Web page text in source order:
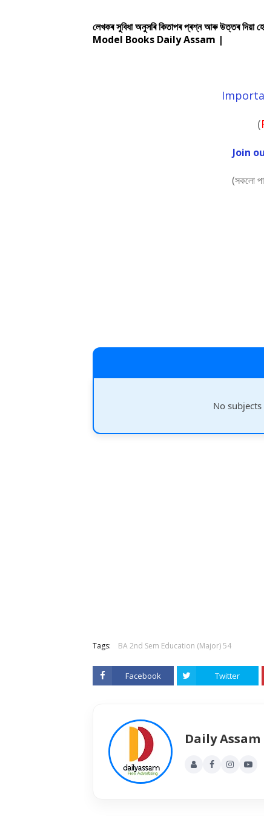
লেখকৰ সুবিধা অনুসৰি কিতাপৰ প্ৰশ্ন আৰু উত্তৰ দিয়া
Model Books Daily Assam |
(
Join
(সকলো
No
Tags: BA 2nd Sem Education (Major) 54
Facebook Twitter
Daily Assam